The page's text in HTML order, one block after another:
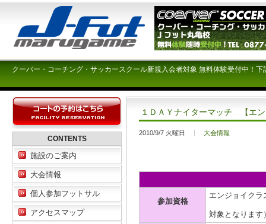
クーバー・コーチング・サッカースクール新規入会者対象 無料体験受付中！
１ＤＡＹナイターマッチ 【エ
2010/9/7 火曜日 大会情報
参加資格
エンジョイク
対象となりま
CONTENTS
施設のご案内
大会情報
個人参加フットサル
アクセスマップ